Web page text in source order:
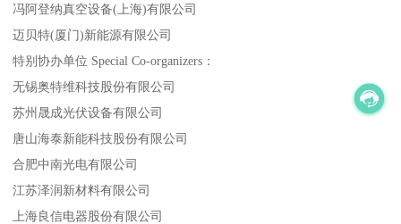
冯阿登纳真空设备(上海)有限公司
迈贝特(厦门)新能源有限公司
特别协办单位 Special Co-organizers：
无锡奥特维科技股份有限公司
苏州晟成光伏设备有限公司
唐山海泰新能科技股份有限公司
合肥中南光电有限公司
江苏泽润新材料有限公司
上海良信电器股份有限公司